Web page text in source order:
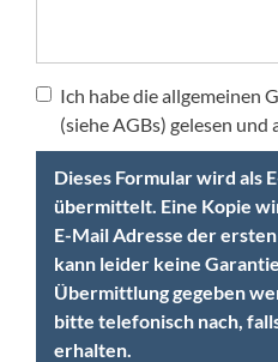
Ich habe die allgemeinen
(siehe AGBs) gelesen und
Dieses Formular wird als
übermittelt. Eine Kopie
E-Mail Adresse der
kann leider keine
Übermittlung gegeben
bitte telefonisch nach,
erhalten.